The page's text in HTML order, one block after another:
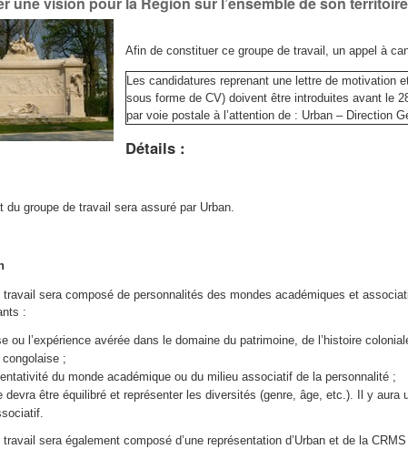
Afin de constituer ce groupe de travail, un appel à
Les candidatures reprenant une lettre de motivation
sous forme de CV) doivent être introduites avant le
par voie postale à l’attention de : Urban – Direction
Détails :
du groupe de travail sera assuré par Urban.
travail sera composé de personnalités des mondes académiques et
:
ou l’expérience avérée dans le domaine du patrimoine, de l’histoire
;
du monde académique ou du milieu associatif de la personnalité ;
devra être équilibré et représenter les diversités (genre, âge, etc.). Il y
travail sera également composé d’une représentation d’Urban et de la